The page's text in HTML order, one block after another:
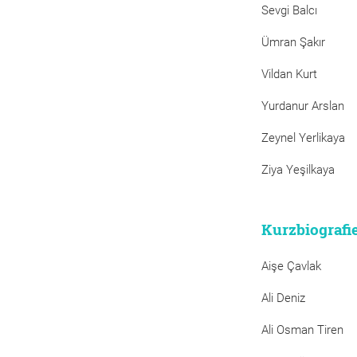
Sevgi Balcı
Ümran Şakır
Vildan Kurt
Yurdanur Arslan
Zeynel Yerlikaya
Ziya Yeşilkaya
Aişe Çavlak
Ali Deniz
Ali Osman Tiren